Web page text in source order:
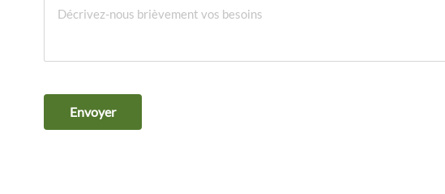
Envoyer